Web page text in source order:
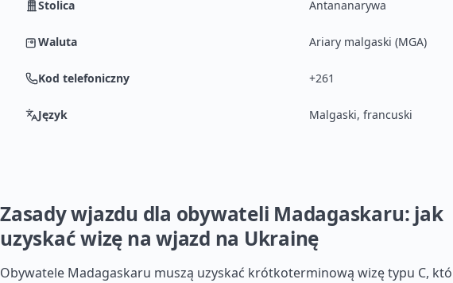
Stolica Antananarywa
Waluta Ariary malgaski (MGA)
Kod telefoniczny +261
Język Malgaski, francuski
Zasady wjazdu dla obywateli Madagaskaru: jak
uzyskać wizę na wjazd na Ukrainę
Obywatele Madagaskaru muszą uzyskać krótkoterminową wizę typu C,